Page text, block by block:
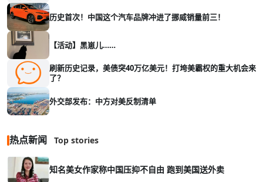
历史首次！中国这个汽车品牌冲进了挪威销量前三！
【活动】黑崽儿……
刷新历史记录，美债突40万亿美元！打垮美霸权的重大机会来
了？
外交部发布：中方对美反制清单
热点新闻 Top stories
知名美女作家称中国压抑不自由 跑到美国送外卖